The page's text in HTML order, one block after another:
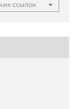
ссылок